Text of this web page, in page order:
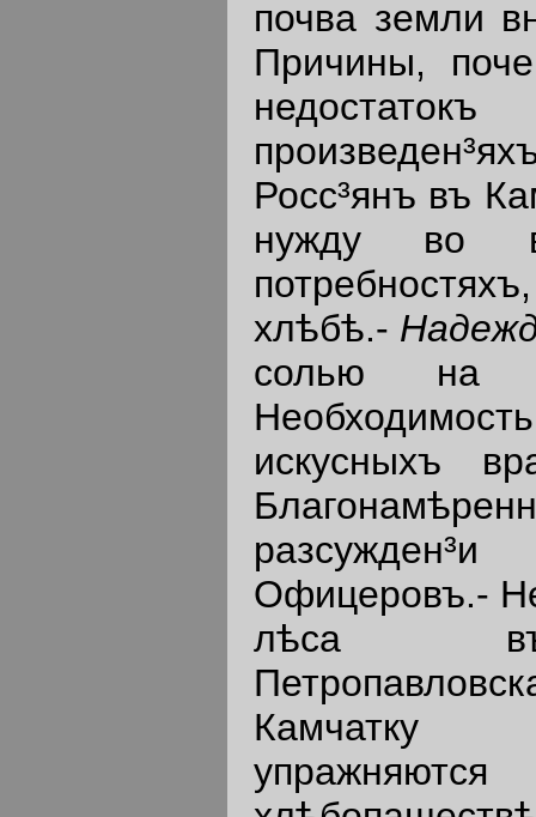
почва земли
Причины,
Росс³янъ въ
нужду во
хлѣбѣ.-
солью на
искусныхъ
Офицеровъ.-
лѣса въ